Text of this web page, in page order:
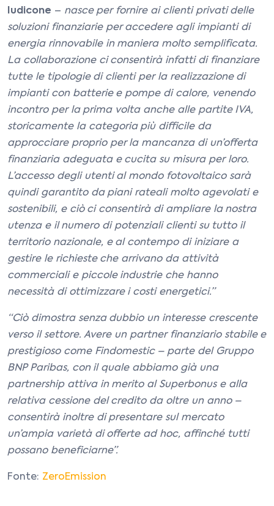
Iudicone – nasce per fornire ai clienti privati delle
soluzioni finanziarie per accedere agli impianti di
energia rinnovabile in maniera molto semplificata.
La collaborazione ci consentirà infatti di finanziare
tutte le tipologie di clienti per la realizzazione di
impianti con batterie e pompe di calore, venendo
incontro per la prima volta anche alle partite IVA,
storicamente la categoria più difficile da
approcciare proprio per la mancanza di un’offerta
finanziaria adeguata e cucita su misura per loro.
L’accesso degli utenti al mondo fotovoltaico sarà
quindi garantito da piani rateali molto agevolati e
sostenibili, e ciò ci consentirà di ampliare la nostra
utenza e il numero di potenziali clienti su tutto il
territorio nazionale, e al contempo di iniziare a
gestire le richieste che arrivano da attività
commerciali e piccole industrie che hanno
necessità di ottimizzare i costi energetici.”
“Ciò dimostra senza dubbio un interesse crescente
verso il settore. Avere un partner finanziario stabile e
prestigioso come Findomestic – parte del Gruppo
BNP Paribas, con il quale abbiamo già una
partnership attiva in merito al Superbonus e alla
relativa cessione del credito da oltre un anno –
consentirà inoltre di presentare sul mercato
un’ampia varietà di offerte ad hoc, affinché tutti
possano beneficiarne”.
Fonte: ZeroEmission